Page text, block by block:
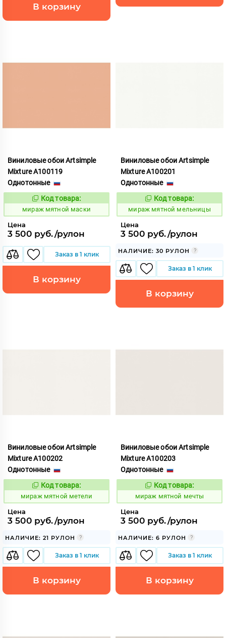
В корзину
Виниловые обои Artsimple
Mixture A100119
Однотонные
992172
Код товара:
мираж мятной маски
Цена
3 500 руб./рулон
Заказ в 1 клик
В корзину
Виниловые обои Artsimple
Mixture A100201
Однотонные
992174
Код товара:
мираж мятной мельницы
Цена
3 500 руб./рулон
НАЛИЧИЕ: 30 РУЛОН
Заказ в 1 клик
В корзину
Виниловые обои Artsimple
Mixture A100202
Однотонные
992175
Код товара:
мираж мятной метели
Цена
3 500 руб./рулон
НАЛИЧИЕ: 21 РУЛОН
Заказ в 1 клик
В корзину
Виниловые обои Artsimple
Mixture A100203
Однотонные
992176
Код товара:
мираж мятной мечты
Цена
3 500 руб./рулон
НАЛИЧИЕ: 6 РУЛОН
Заказ в 1 клик
В корзину